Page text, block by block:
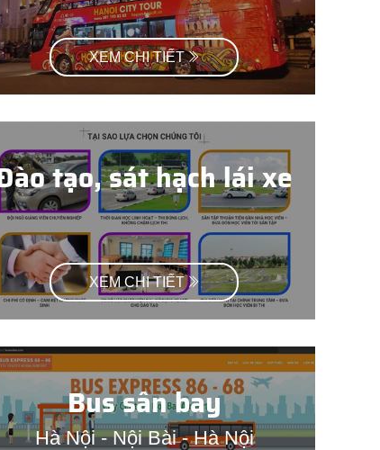
XEM CHI TIẾT
tạo, sát hạch lái xe
XEM CHI TIẾT
Bus sân bay
Hà Nội - Nội Bài - Hà Nội